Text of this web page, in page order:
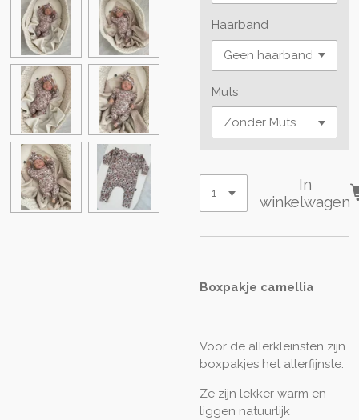
Haarband
Muts
In
winkelwagen
Boxpakje camellia
Voor de allerkleinsten zijn
boxpakjes het allerfijnste.
Ze zijn lekker warm en
liggen natuurlijk